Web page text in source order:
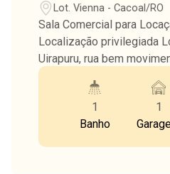
Lot. Vienna - Cacoal/RO
Sala Comercial para
Localização privilegiada
Uirapuru, rua bem
Escola Josino Brito. Uma ótima oportunidade
para quem busca
um dos bairros mais
1
Banho
1